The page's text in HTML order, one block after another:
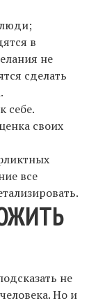
люди;
в
не
сделать
себе.
своих
все
не
Но и